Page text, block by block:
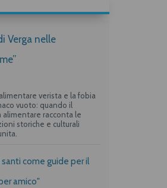
Verga nelle
verista e la fobia
vuoto: quando il
alimentare racconta le
storiche e culturali
come guide per il
amico"